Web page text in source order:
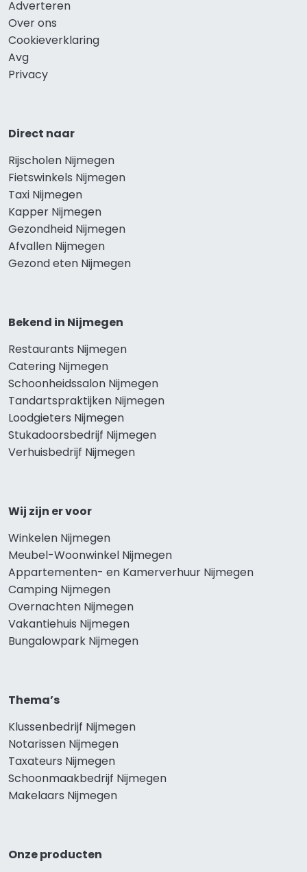
Adverteren
Over ons
Cookieverklaring
Avg
Privacy
Direct naar
Rijscholen Nijmegen
Fietswinkels Nijmegen
Taxi Nijmegen
Kapper Nijmegen
Gezondheid Nijmegen
Afvallen Nijmegen
Gezond eten Nijmegen
Bekend in Nijmegen
Restaurants Nijmegen
Catering Nijmegen
Schoonheidssalon Nijmegen
Tandartspraktijken Nijmegen
Loodgieters Nijmegen
Stukadoorsbedrijf Nijmegen
Verhuisbedrijf Nijmegen
Wij zijn er voor
Winkelen Nijmegen
Meubel-Woonwinkel Nijmegen
Appartementen- en Kamerverhuur Nijmegen
Camping Nijmegen
Overnachten Nijmegen
Vakantiehuis Nijmegen
Bungalowpark Nijmegen
Thema’s
Klussenbedrijf Nijmegen
Notarissen Nijmegen
Taxateurs Nijmegen
Schoonmaakbedrijf Nijmegen
Makelaars Nijmegen
Onze producten